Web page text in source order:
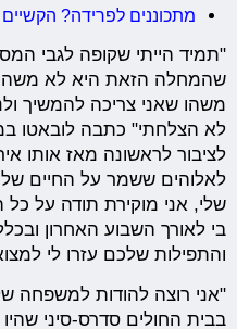
מתכוננים לפרידה? הקשיים
"תמיד הייתי שקופה לגבי
שהמחלה הזאת היא לא
משהו שאני צריכה להמשיך
לא הצלחתי" כתבה לובאטו
לציבור לראשונה מאז אותו
לאלוהים ששמר על החיים
שלי, אני מוקירת תודה על
בי לאורך השבוע האחרון
והתפילות שלכם עזרו לי
"אני רוצה להודות למשפחה
בבית החולים סדרס-סיני